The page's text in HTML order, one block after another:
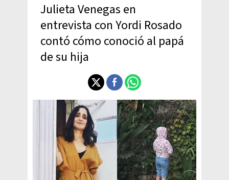
Julieta Venegas en
entrevista con Yordi Rosado
contó cómo conoció al papá
de su hija